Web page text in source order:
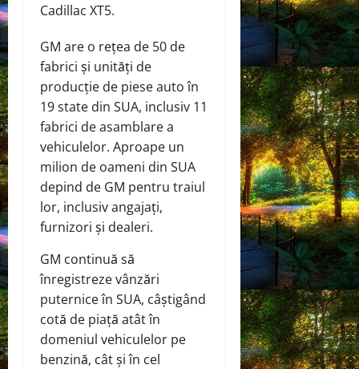
Cadillac XT5.
GM are o rețea de 50 de
fabrici și unități de
producție de piese auto în
19 state din SUA, inclusiv 11
fabrici de asamblare a
vehiculelor. Aproape un
milion de oameni din SUA
depind de GM pentru traiul
lor, inclusiv angajați,
furnizori și dealeri.
GM continuă să
înregistreze vânzări
puternice în SUA, câștigând
cotă de piață atât în ​​
domeniul vehiculelor pe
benzină, cât și în cel